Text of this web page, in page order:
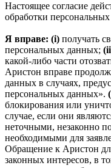
Настоящее согласие
обработки
Я вправе: (i) получать
персональных данных;
какой-либо части
Аристон вправе
данных в случаях,
персональных данных».
блокирования или
случае, если они
неточными, незаконно
необходимыми для
Обращение к Аристон
законных интересов, в